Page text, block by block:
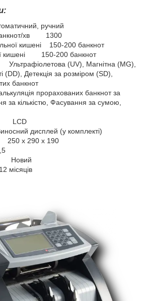
ручний
банкнот/хв 1300
кишені 150-200 банкнот
кишені 150-200 банкнот
(UV), Магнітна (MG),
(DD), Детекція за розміром (SD),
банкнот
прорахованих банкнот за
за кількістю, Фасування за сумою,
LCD
(у комплекті)
х 290 х 190